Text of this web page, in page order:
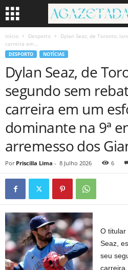
Início Desporto
Dylan Seaz, de Toronto,
carreira em...
DESPORTO NOTÍCIAS
Dylan Seaz, de
segundo sem
carreira em um
dominante na 9ª
arremesso dos
Por Priscilla Lima - 8 Julho 2026 6
O titular
Seaz,
seu